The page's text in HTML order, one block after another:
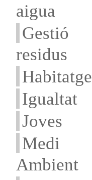
aigua
Gestió
residus
Habitatge
Igualtat
Joves
Medi
Ambient